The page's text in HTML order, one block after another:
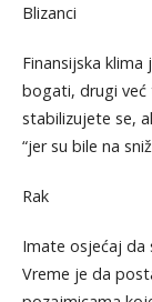
Blizanci
Finansijska
bogati, drugi već
stabilizujete se,
“jer su bile na
Rak
Imate osjećaj da
Vreme je da